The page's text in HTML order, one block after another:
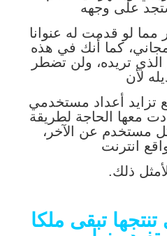
على وجهه
مما لو قدمت له عنوانا
كما أنك في هذه
الذي تريده، ولن تضطر
لأن
تزايد أعداد مستخدمي
معها الحاجة لطريقة
مستخدم عن الآخر،
انترنت
ذلك.
تنتجها تبقى ملكا